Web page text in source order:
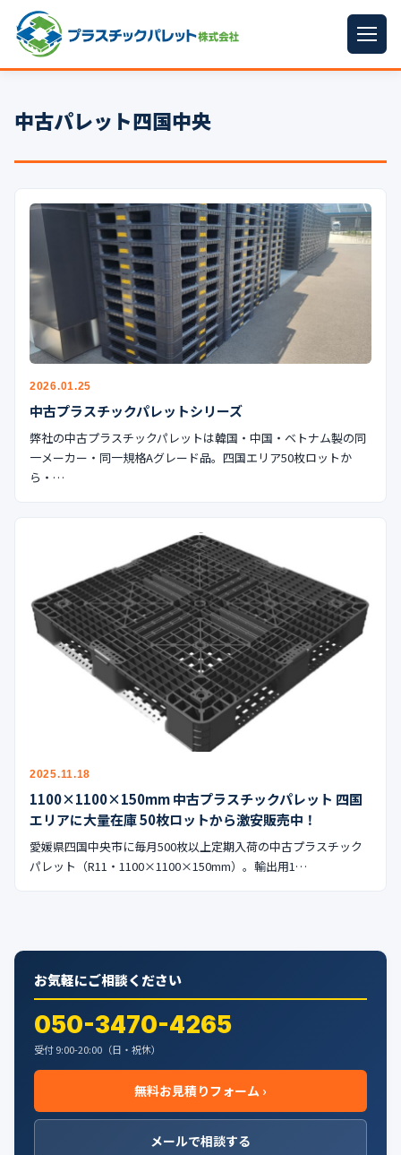
パレットサイズ
プラパレット ▼
コンテナ ▼
中古パレット
再生原料
梱包資材
公式ブログ
会社案内
中古パレット四国中央
2026.01.25
中古プラスチックパレットシリーズ
弊社の中古プラスチックパレットは韓国・中国・ベトナム製の同
一メーカー・同一規格Aグレード品。四国エリア50枚ロットか
ら・…
2025.11.18
1100×1100×150mm 中古プラスチックパレット 四国
エリアに大量在庫 50枚ロットから激安販売中！
愛媛県四国中央市に毎月500枚以上定期入荷の中古プラスチック
パレット（R11・1100×1100×150mm）。輸出用1…
お気軽にご相談ください
050-3470-4265
受付 9:00-20:00（日・祝休）
無料お見積りフォーム ›
メールで相談する